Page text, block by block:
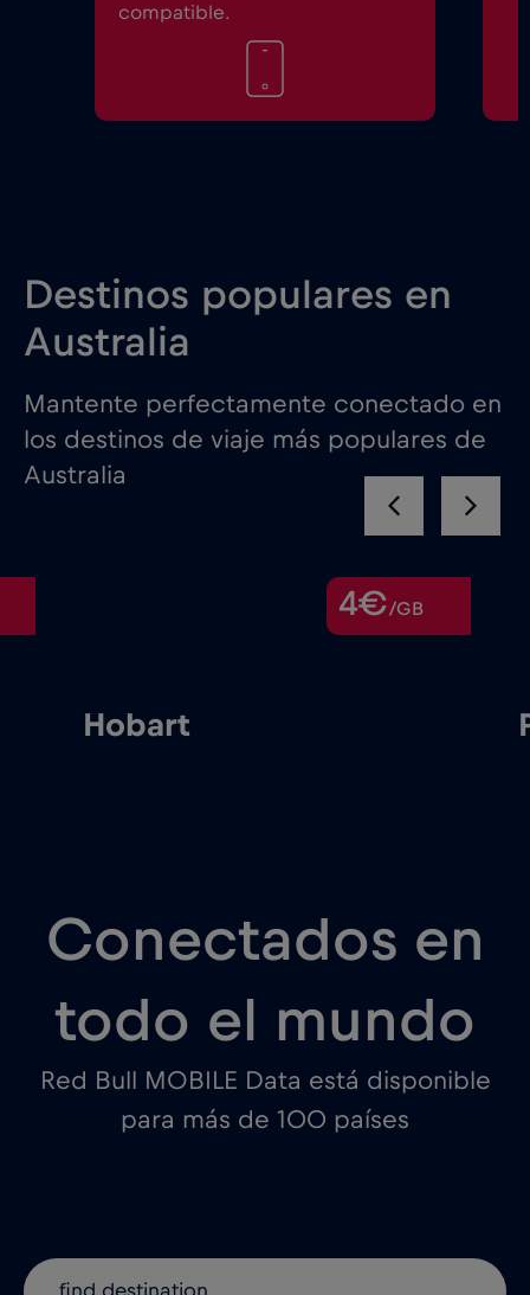
compatible.
Destinos populares en
Australia
Mantente perfectamente conectado en
los destinos de viaje más populares de
Australia
4€/GB
Hobart
Conectados en
todo el mundo
Red Bull MOBILE Data está disponible
para más de 100 países